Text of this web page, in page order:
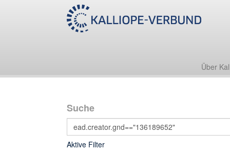
Über
Suche
Aktive Filter